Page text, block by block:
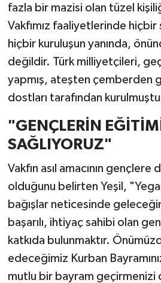
fazla bir mazisi olan tüzel
Vakfımız faaliyetlerinde
hiçbir kuruluşun yanında,
değildir. Türk milliyetçileri,
yapmış, ateşten çemberden
dostları tarafından
"GENÇLERİN
SAĞLIYORUZ"
Vakfın asıl amacının
olduğunu belirten Yeşil,
bağışlar neticesinde
başarılı, ihtiyaç sahibi olan
katkıda bulunmaktır.
edeceğimiz Kurban
mutlu bir bayram geçirmenizi